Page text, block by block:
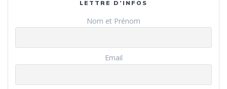
LETTRE D’INFOS
Nom et Prénom
Email